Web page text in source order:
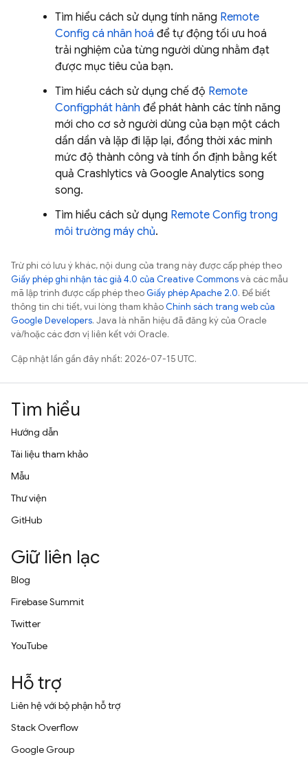
Tìm hiểu cách sử dụng tính năng Remote
Config cá nhân hoá để tự động tối ưu hoá
trải nghiệm của từng người dùng nhằm đạt
được mục tiêu của bạn.
Tìm hiểu cách sử dụng chế độ Remote
Configphát hành để phát hành các tính năng
mới cho cơ sở người dùng của bạn một cách
dần dần và lặp đi lặp lại, đồng thời xác minh
mức độ thành công và tính ổn định bằng kết
quả Crashlytics và Google Analytics song
song.
Tìm hiểu cách sử dụng Remote Config trong
môi trường máy chủ.
Trừ phi có lưu ý khác, nội dung của trang này được cấp phép theo
Giấy phép ghi nhận tác giả 4.0 của Creative Commonsvà các mẫu
mã lập trình được cấp phép theoGiấy phép Apache 2.0. Để biết
thông tin chi tiết, vui lòng tham khảoChính sách trang web của
Google Developers. Java là nhãn hiệu đã đăng ký của Oracle
và/hoặc các đơn vị liên kết với Oracle.
Cập nhật lần gần đây nhất: 2026-07-15 UTC.
Tìm hiểu
Hướng dẫn
Tài liệu tham khảo
Mẫu
Thư viện
GitHub
Giữ liên lạc
Blog
Firebase Summit
Twitter
YouTube
Hỗ trợ
Liên hệ với bộ phận hỗ trợ
Stack Overflow
Google Group